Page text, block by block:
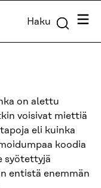
Haku
on alettu
voisivat miettiä
eli kuinka
koodia
syötettyjä
entistä enemmän